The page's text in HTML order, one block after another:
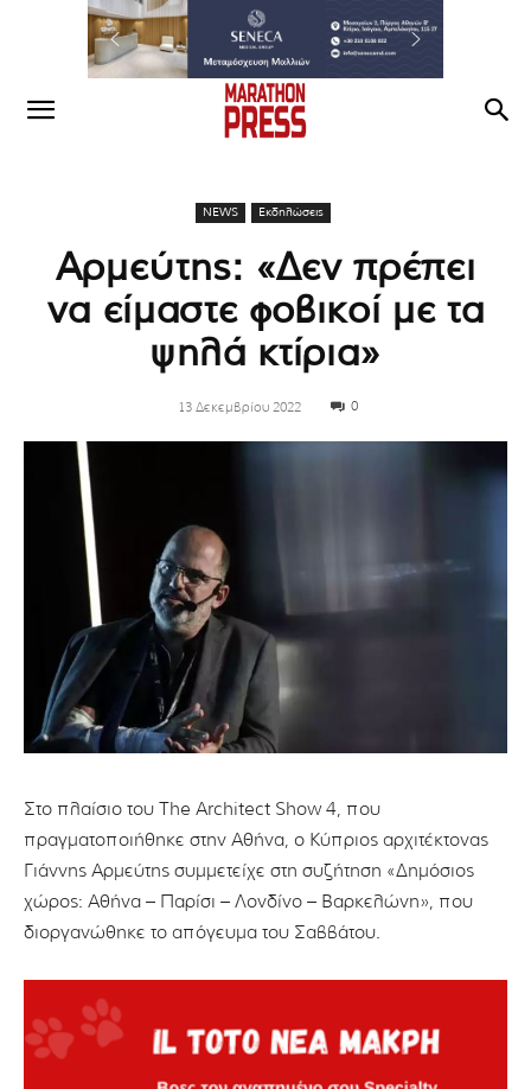
NEWS Εκδηλώσεις
Αρμεύτης: «Δεν πρέπει
να είμαστε φοβικοί με τα
ψηλά κτίρια»
13 Δεκεμβρίου 2022 0
Στο πλαίσιο του The Architect Show 4, που
πραγματοποιήθηκε στην Αθήνα, ο Κύπριος αρχιτέκτονας
Γιάννης Αρμεύτης συμμετείχε στη συζήτηση «Δημόσιος
χώρος: Αθήνα – Παρίσι – Λονδίνο – Βαρκελώνη», που
διοργανώθηκε το απόγευμα του Σαββάτου.